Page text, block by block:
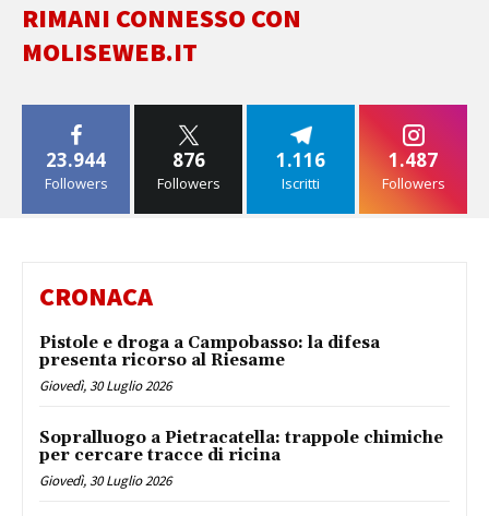
RIMANI CONNESSO CON
MOLISEWEB.IT
23.944
Followers
876
Followers
1.116
Iscritti
1.487
Followers
CRONACA
Pistole e droga a Campobasso: la difesa
presenta ricorso al Riesame
Giovedì, 30 Luglio 2026
Sopralluogo a Pietracatella: trappole chimiche
per cercare tracce di ricina
Giovedì, 30 Luglio 2026